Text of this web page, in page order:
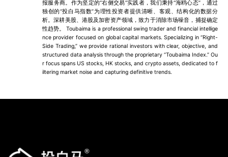
报服务商。作为坚定的“右侧交易”实践者，我们秉持“海鸥心态”，通过
独创的“投白马指数”为理性投资者提供清晰、客观、结构化的数据分
析。深耕美股、港股及加密资产领域，致力于消除市场噪音，捕捉确定
性趋势。 Toubaima is a professional swing trader and financial intellige
nce provider focused on global capital markets. Specializing in “Right-
Side Trading,” we provide rational investors with clear, objective, and
structured data analysis through the proprietary “Toubaima Index.” Ou
r focus spans US stocks, HK stocks, and crypto assets, dedicated to f
iltering market noise and capturing definitive trends.